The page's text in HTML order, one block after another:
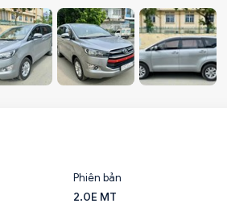
Phiên bản
2.0E MT